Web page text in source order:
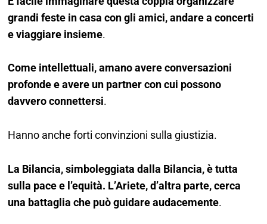
grandi feste in casa con gli amici, andare a concerti
e viaggiare insieme.
Come intellettuali, amano avere conversazioni
profonde e avere un partner con cui possono
davvero connettersi.
Hanno anche forti convinzioni sulla giustizia.
La Bilancia, simboleggiata dalla Bilancia, è tutta
sulla pace e l’equità. L’Ariete, d’altra parte, cerca
una battaglia che può guidare audacemente.